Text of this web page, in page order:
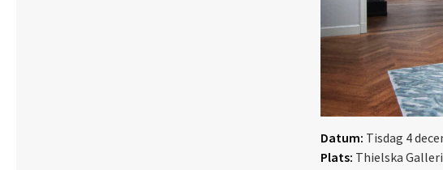
Datum: Tisdag 4
Plats: Thielska